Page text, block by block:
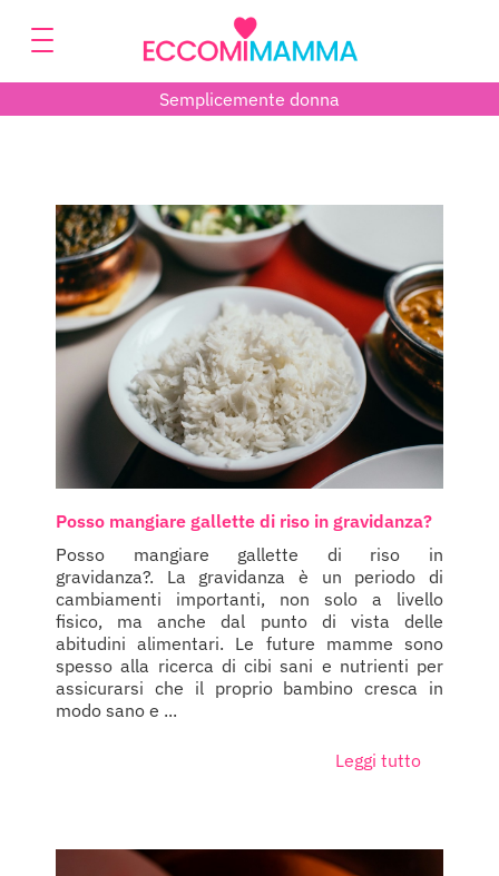
Semplicemente donna
Posso mangiare gallette di riso in gravidanza?
Posso mangiare gallette di riso in
gravidanza?. La gravidanza è un periodo di
cambiamenti importanti, non solo a livello
fisico, ma anche dal punto di vista delle
abitudini alimentari. Le future mamme sono
spesso alla ricerca di cibi sani e nutrienti per
assicurarsi che il proprio bambino cresca in
modo sano e ...
Leggi tutto